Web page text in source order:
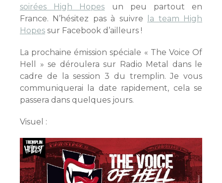
soirées High Hopes un peu partout en
France. N’hésitez pas à suivre
la team High
Hopes sur Facebook d’ailleurs !
La prochaine émission spéciale « The Voice Of
Hell » se déroulera sur Radio Metal dans le
cadre de la session 3 du tremplin. Je vous
communiquerai la date rapidement, cela se
passera dans quelques jours.
Visuel :